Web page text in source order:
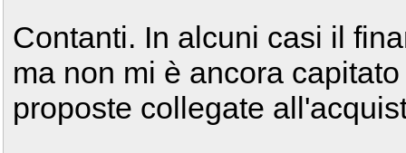
Contanti. In alcuni casi il
ma non mi è ancora
proposte collegate